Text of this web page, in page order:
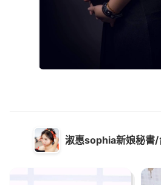
淑惠sophia新娘秘書/